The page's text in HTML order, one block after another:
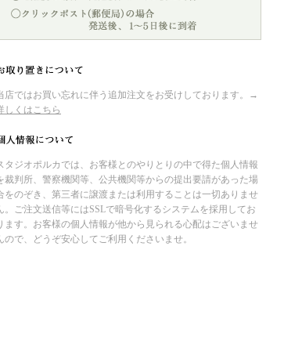
店ではお買い忘れに伴う追加注文をお受けしております。→
しくはこちら
タジオポルカでは、お客様とのやりとりの中で得た個人情報
裁判所、警察機関等、公共機関等からの提出要請があった場
をのぞき、第三者に譲渡または利用することは一切ありませ
。ご注文送信等にはSSLで暗号化するシステムを採用してお
ます。お客様の個人情報が他から見られる心配はございませ
ので、どうぞ安心してご利用くださいませ。